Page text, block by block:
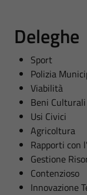
Deleghe
Sport
Polizia
Viabilità
Beni Culturali
Usi Civici
Agricoltura
Rapporti con
Gestione
Contenzioso
Innovazione